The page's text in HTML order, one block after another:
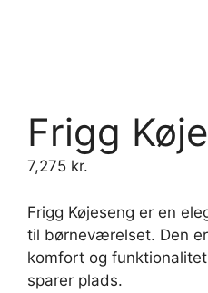
Frigg
7,275 kr.
Frigg Køjeseng er en
til børneværelset. Den
komfort og
sparer plads.